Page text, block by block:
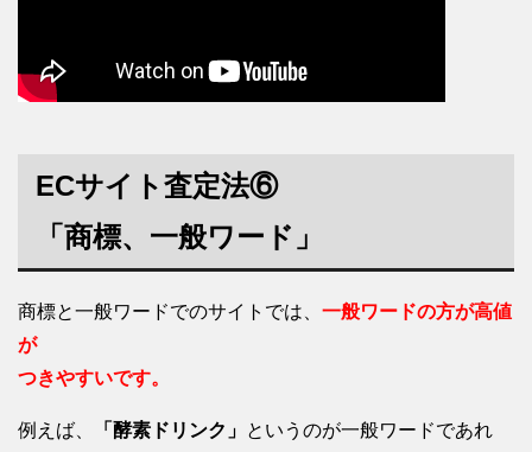
ECサイト査定法⑥
「商標、一般ワード」
商標と一般ワードでのサイトでは、 一般ワードの方が高値
が
つきやすいです。
例えば、 「酵素ドリンク」 というのが一般ワードであれ